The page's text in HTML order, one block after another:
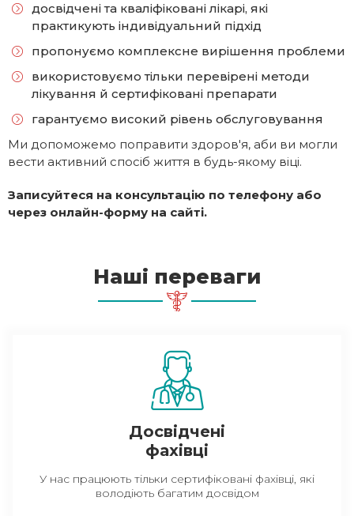
досвідчені та кваліфіковані лікарі, які
практикують індивідуальний підхід
пропонуємо комплексне вирішення проблеми
використовуємо тільки перевірені методи
лікування й сертифіковані препарати
гарантуємо високий рівень обслуговування
Ми допоможемо поправити здоров'я, аби ви могли
вести активний спосіб життя в будь-якому віці.
Записуйтеся на консультацію по телефону або
через онлайн-форму на сайті.
Наші переваги
Досвідчені
фахівці
У нас працюють тільки сертифіковані фахівці, які
володіють багатим досвідом